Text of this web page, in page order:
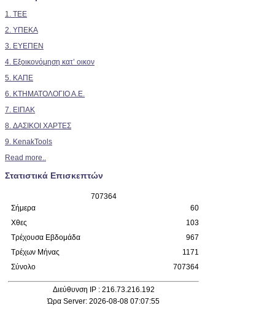
1. TEE
2. ΥΠΕΚΑ
3. ΕΥΕΠΕΝ
4. Εξοικονόμηση κατ’ οικον
5. ΚΑΠΕ
6. ΚΤΗΜΑΤΟΛΟΓΙΟ Α.Ε.
7. ΕΙΠΑΚ
8. ΔΑΣΙΚΟΙ ΧΑΡΤΕΣ
9. KenakTools
Read more..
Στατιστικά Επισκεπτών
707364
Σήμερα
Χθες
Τρέχουσα Εβδομάδα
Τρέχων Μήνας
Σύνολο
60
103
967
1171
707364
Διεύθυνση IP : 216.73.216.192
Ώρα Server: 2026-08-08 07:07:55